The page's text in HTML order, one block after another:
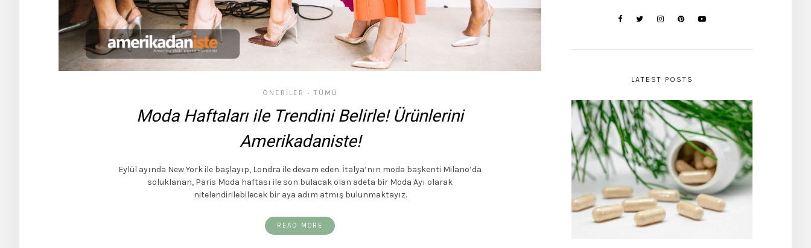
ÖNERILER • TÜMÜ
Moda Haftaları ile Trendini Belirle! Ürünlerini
Amerikadaniste!
Eylül ayında New York ile başlayıp, Londra ile devam eden. İtalya’nın moda başkenti Milano’da
soluklanan, Paris Moda haftası ile son bulacak olan adeta bir Moda Ayı olarak
nitelendirilebilecek bir aya adım atmış bulunmaktayız.
READ MORE
LATEST POSTS